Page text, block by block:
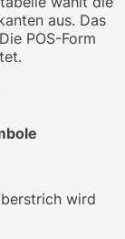
aus. Das
POS-Form
wird